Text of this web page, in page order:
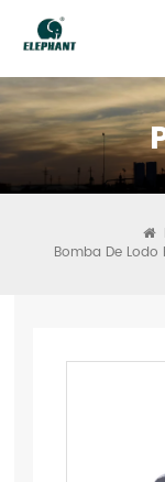
Bomba De